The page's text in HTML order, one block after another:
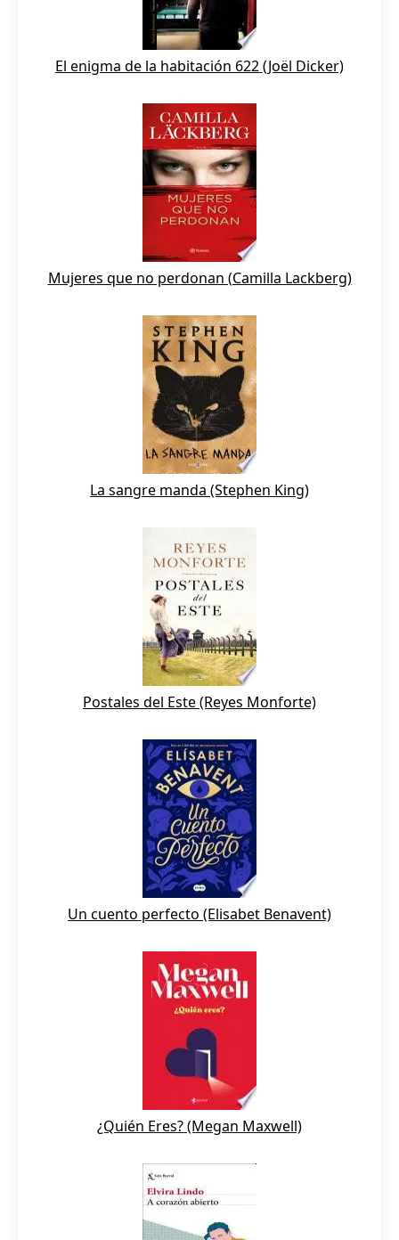
El enigma de la habitación 622 (Joël Dicker)
Mujeres que no perdonan (Camilla Lackberg)
La sangre manda (Stephen King)
Postales del Este (Reyes Monforte)
Un cuento perfecto (Elisabet Benavent)
¿Quién Eres? (Megan Maxwell)